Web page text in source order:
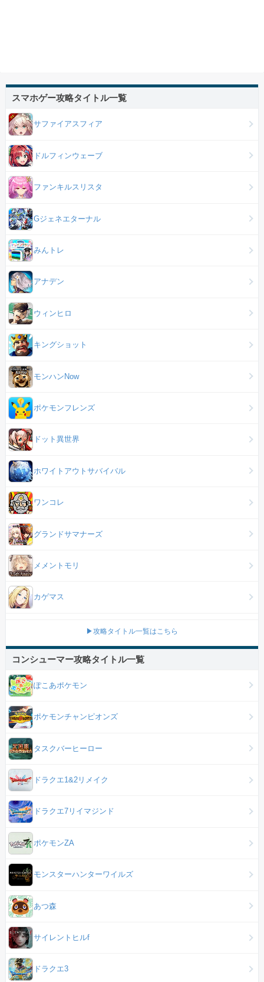
スマホゲー攻略タイトル一覧
サファイアスフィア
ドルフィンウェーブ
ファンキルスリスタ
Gジェネエターナル
みんトレ
アナデン
ウィンヒロ
キングショット
モンハンNow
ポケモンフレンズ
ドット異世界
ホワイトアウトサバイバル
ワンコレ
グランドサマナーズ
メメントモリ
カゲマス
▶攻略タイトル一覧はこちら
コンシューマー攻略タイトル一覧
ぽこあポケモン
ポケモンチャンピオンズ
タスクバーヒーロー
ドラクエ1&2リメイク
ドラクエ7リイマジンド
ポケモンZA
モンスターハンターワイルズ
あつ森
サイレントヒルf
ドラクエ3